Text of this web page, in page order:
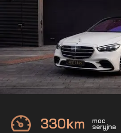
Mercedes
S400d 4MATIC
330km moc
seryjna